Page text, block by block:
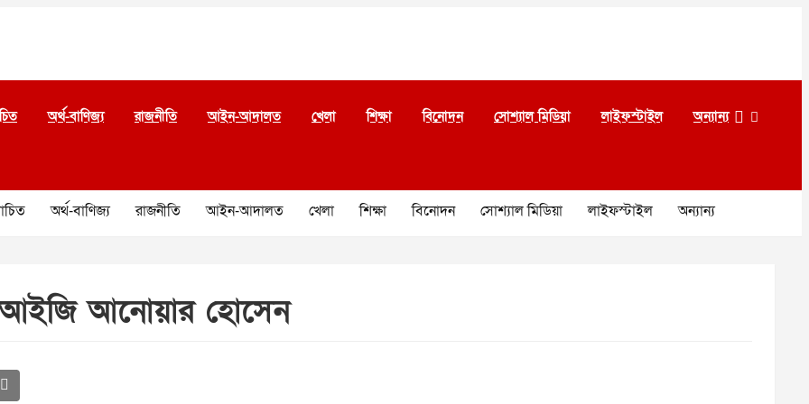
অর্থ-বাণিজ্য রাজনীতি আইন-আদালত খেলা শিক্ষা বিনোদন সোশ্যাল মিডিয়া লাইফস্টাইল অন্যান্য
অর্থ-বাণিজ্য রাজনীতি আইন-আদালত খেলা শিক্ষা বিনোদন সোশ্যাল মিডিয়া লাইফস্টাইল অন্যান্য
আনোয়ার হোসেন